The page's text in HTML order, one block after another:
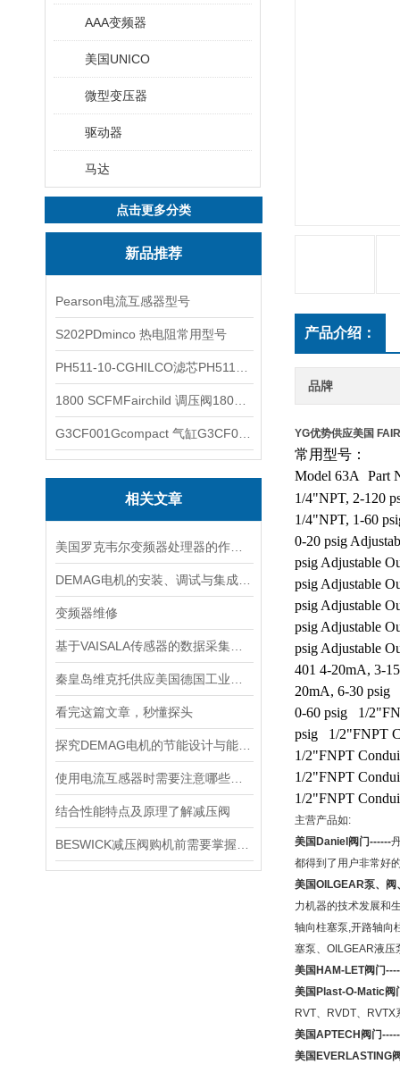
AAA变频器
美国UNICO
微型变压器
驱动器
马达
点击更多分类
新品推荐
Pearson电流互感器型号
S202PDminco 热电阻常用型号
相关文章
变频器维修
看完这篇文章，秒懂探头
结合性能特点及原理了解减压阀
产品介绍：
品牌
YG优势供应美国
常用型号：
Model 63A
Part
1/4"NPT, 2-120
1/4"NPT, 1-60
0-20 psig
psig Adjustable
psig Adjustable
psig Adjustable
psig Adjustable
psig Adjustable
401 4-20mA, 3-
20mA, 6-30
0-60 psig 1/
psig 1/2"FNPT
1/2"FNPT
1/2"FNPT
1/2"FNPT
主营产品如:
美国Daniel阀门------
都得到了用户非常好
美国OILGEAR泵、阀
力机器的技术发展和
轴向柱塞泵,开路轴向
塞泵、OILGEAR液压
美国HAM-LET阀门
美国Plast-O-Matic阀
RVT、RVDT、
美国APTECH阀门
美国EVERLASTING